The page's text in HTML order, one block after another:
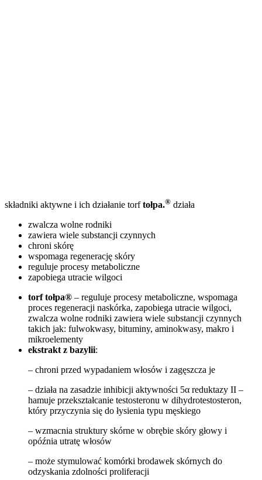
składniki aktywne i ich działanie torftołpa.® działa
zwalcza wolne rodniki
zawiera wiele substancji czynnych
chroni skórę
wspomaga regenerację skóry
reguluje procesy metaboliczne
zapobiega utracie wilgoci
torf tołpa® – reguluje procesy metaboliczne, wspomaga
proces regeneracji naskórka, zapobiega utracie wilgoci,
zwalcza wolne rodniki zawiera wiele substancji czynnych
takich jak: fulwokwasy, bituminy, aminokwasy, makro i
mikroelementy
ekstrakt z bazylii:
– chroni przed wypadaniem włosów i zagęszcza je
– działa na zasadzie inhibicji aktywności 5α reduktazy II –
hamuje przekształcanie testosteronu w dihydrotestosteron,
który przyczynia się do łysienia typu męskiego
– wzmacnia struktury skórne w obrębie skóry głowy i
opóźnia utratę włosów
– może stymulować komórki brodawek skórnych do
odzyskania zdolności proliferacji